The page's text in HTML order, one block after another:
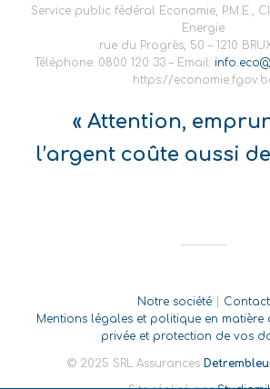
Service public fédéral Economie, P.M.E.,
Energie
rue du Progrès, 50 – 1210
Téléphone: 0800 120 33 – Email:
https://
« Attention,
l’argent coûte aussi
Notre société| Contact
Mentions légales et politique en matière
privée et protection de vos
© 2025 SRL Assurances